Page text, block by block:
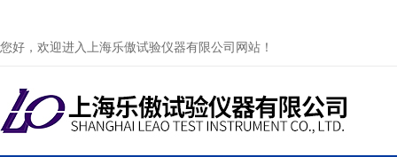
您好，欢迎进入上海乐傲试验仪器有限公司网站！